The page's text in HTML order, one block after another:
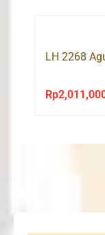
LH 2268
Rp